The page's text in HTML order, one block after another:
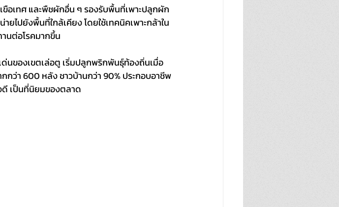
เทศ และพืชผักอื่น ๆ รองรับพื้นที่เพาะปลูกผัก
ยไปยังพื้นที่ใกล้เคียง โดยใช้เทคนิคเพาะกล้าใน
นต่อโรคมากขึ้น
นของเขตเล่อตู เริ่มปลูกพริกพันธุ์ท้องถิ่นเมื่อ
กว่า 600 หลัง ชาวบ้านกว่า 90% ประกอบอาชีพ
ดี เป็นที่นิยมของตลาด